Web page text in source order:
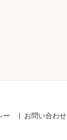
ー お問い合わせ